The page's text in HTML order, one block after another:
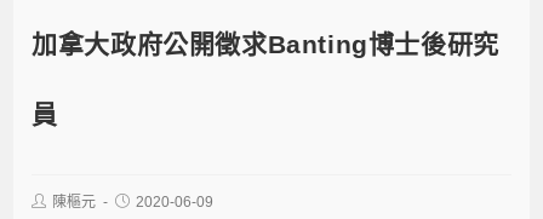
加拿大政府公開徵求Banting博士後研究
員
陳樞元 2020-06-09